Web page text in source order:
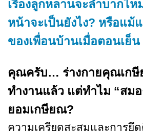
เรื่องลูกหลานจะลำบากไห
หน้าจะเป็นยังไง? หรือแม้
ของเพื่อนบ้านเมื่อตอนเย็น
คุณครับ… ร่างกายคุณเกษี
ทำงานแล้ว แต่ทำไม “สม
ยอมเกษียณ?
ความเครียดสะสมและการยึ